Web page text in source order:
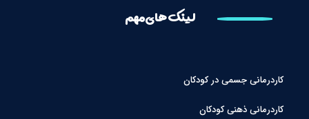
لینک های مهم
کاردرمانی جسمی در کودکان
کاردرمانی ذهنی کودکان